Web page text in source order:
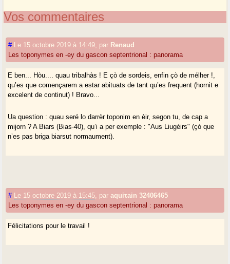
Vos commentaires
# Le 15 octobre 2019 à 14:49 par Renaud
Les toponymes en -ey du gascon septentrional : panorama
E ben... Hòu.... quau tribalhàs ! E çò de sordeis, enfin çò de mélher !,
qu’es que començarem a estar abituats de tant qu’es frequent (hornit e
excelent de continut) ! Bravo...
Ua question : quau seré lo darrèr toponim en èir, segon tu, de cap a
mijorn ? A Biars (Bias-40), qu’i a per exemple : "Aus Liugèirs" (çò que
n’es pas briga biarsut normaument).
# Le 15 octobre 2019 à 15:45 paraquiτain 32406465
Les toponymes en -ey du gascon septentrional : panorama
Félicitations pour le travail !